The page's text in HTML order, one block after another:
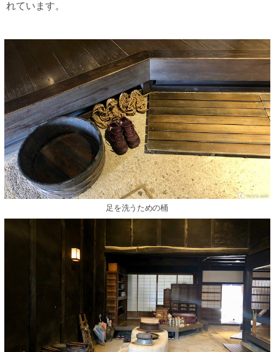
れています。
⾜を洗うための桶